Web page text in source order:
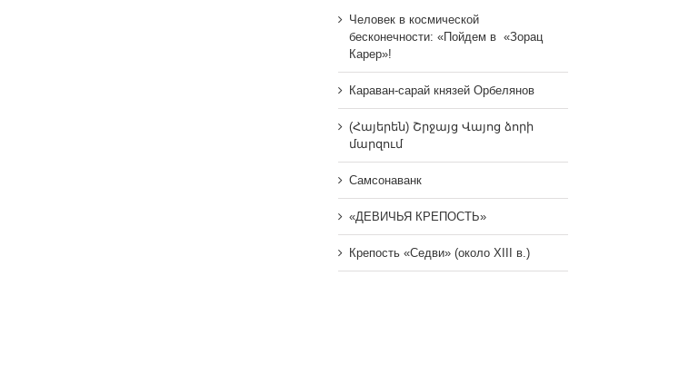
Человек в космической
бесконечности: «Пойдем в «Зорац
Карер»!
Караван-сарай князей Орбелянов
(Հայերեն) Շրջայց Վայոց ձորի
մարզում
Самсонаванк
«ДЕВИЧЬЯ КРЕПОСТЬ»
Крепость «Седви» (около XIII в.)